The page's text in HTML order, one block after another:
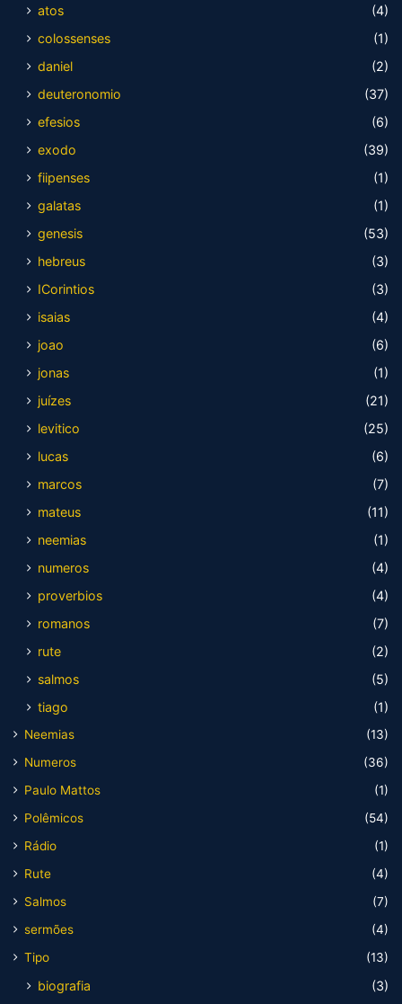
atos
(4)
colossenses
(1)
daniel
(2)
deuteronomio
(37)
efesios
(6)
exodo
(39)
fiipenses
(1)
galatas
(1)
genesis
(53)
hebreus
(3)
ICorintios
(3)
isaias
(4)
joao
(6)
jonas
(1)
juízes
(21)
levitico
(25)
lucas
(6)
marcos
(7)
mateus
(11)
neemias
(1)
numeros
(4)
proverbios
(4)
romanos
(7)
rute
(2)
salmos
(5)
tiago
(1)
Neemias
(13)
Numeros
(36)
Paulo Mattos
(1)
Polêmicos
(54)
Rádio
(1)
Rute
(4)
Salmos
(7)
sermões
(4)
Tipo
(13)
biografia
(3)